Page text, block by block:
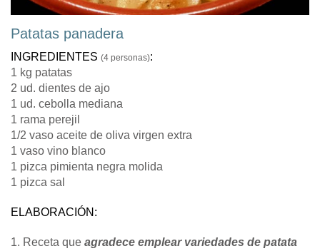
Patatas panadera
INGREDIENTES (4 personas):
1 kg patatas
2 ud. dientes de ajo
1 ud. cebolla mediana
1 rama perejil
1/2 vaso aceite de oliva virgen extra
1 vaso vino blanco
1 pizca pimienta negra molida
1 pizca sal
ELABORACIÓN:
1. Receta que agradece emplear variedades de patata